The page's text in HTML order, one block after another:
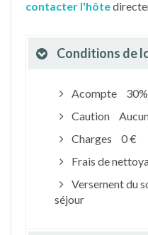
contacter l'hôte
Conditions de
Acompte
Caution
Charges
0 €
Frais de
Versement du
séjour